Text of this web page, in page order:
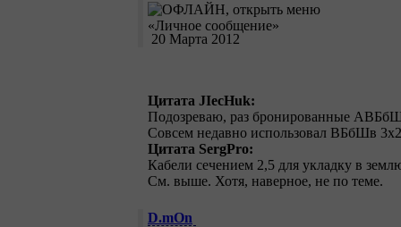
20 Марта 2012
Цитата JIecHuk:
Подозреваю, раз бронированные
Совсем недавно использовал ВБбШв
Цитата SergPro:
Кабели сечением 2,5 для укладку в
См. выше. Хотя, наверное, не по теме.
D.mOn